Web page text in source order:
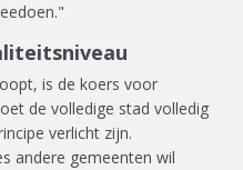
is de koers voor
de volledige stad volledig
verlicht zijn.
andere gemeenten wil